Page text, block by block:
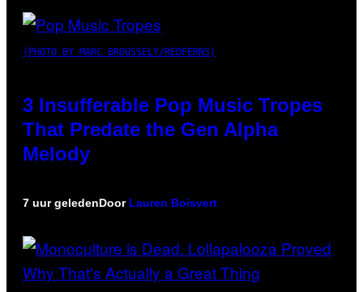
(PHOTO BY MARC BROUSSELY/REDFERNS)
3 Insufferable Pop Music Tropes
That Predate the Gen Alpha
Melody
7 uur geledenDoor Lauren Boisvert